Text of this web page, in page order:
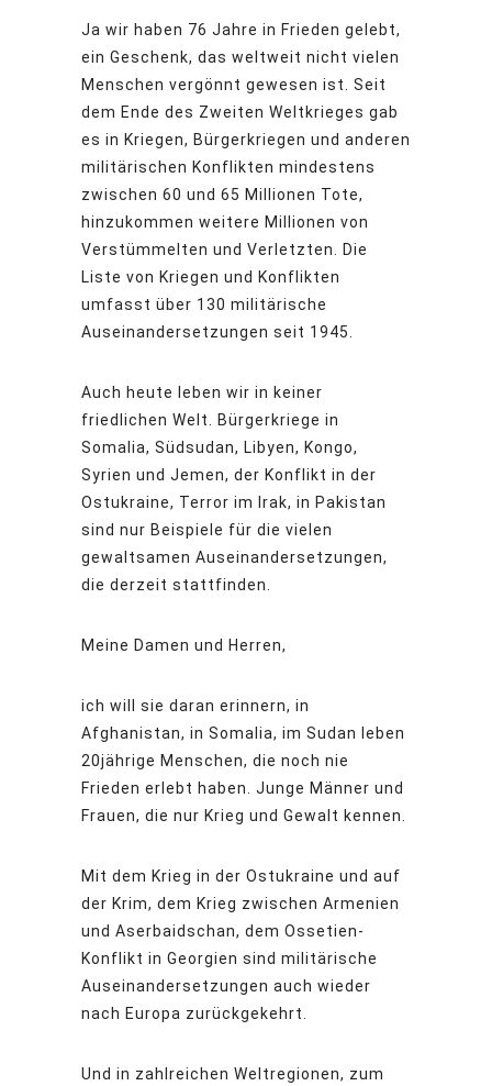
Ja wir haben 76 Jahre in Frieden gelebt,
ein Geschenk, das weltweit nicht vielen
Menschen vergönnt gewesen ist. Seit
dem Ende des Zweiten Weltkrieges gab
es in Kriegen, Bürgerkriegen und anderen
militärischen Konflikten mindestens
zwischen 60 und 65 Millionen Tote,
hinzukommen weitere Millionen von
Verstümmelten und Verletzten. Die
Liste von Kriegen und Konflikten
umfasst über 130 militärische
Auseinandersetzungen seit 1945.
Auch heute leben wir in keiner
friedlichen Welt. Bürgerkriege in
Somalia, Südsudan, Libyen, Kongo,
Syrien und Jemen, der Konflikt in der
Ostukraine, Terror im Irak, in Pakistan
sind nur Beispiele für die vielen
gewaltsamen Auseinandersetzungen,
die derzeit stattfinden.
Meine Damen und Herren,
ich will sie daran erinnern, in
Afghanistan, in Somalia, im Sudan leben
20jährige Menschen, die noch nie
Frieden erlebt haben. Junge Männer und
Frauen, die nur Krieg und Gewalt kennen.
Mit dem Krieg in der Ostukraine und auf
der Krim, dem Krieg zwischen Armenien
und Aserbaidschan, dem Ossetien-
Konflikt in Georgien sind militärische
Auseinandersetzungen auch wieder
nach Europa zurückgekehrt.
Und in zahlreichen Weltregionen, zum